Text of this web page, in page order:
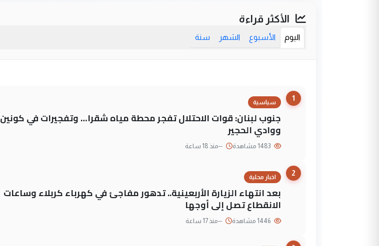
الأكثر قراءة
اليوم الأسبوع الشهر سنة
1
سياسية
جنوب لبنان: قوات الاحتلال تفجر محطة مياه شقرا… وتفجيرات في كونين
ووادي الحجير
--منذ 18 ساعة
2
اخبار محلية
بعد انتهاء الزيارة الأربعينية.. تدهور مفاجئ في كهرباء كربلاء وساعات
الانقطاع تصل إلى أوجها
--منذ 17 ساعة